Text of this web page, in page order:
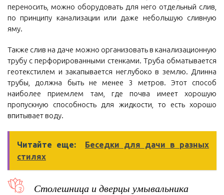
переносить, можно оборудовать для него отдельный слив,
по принципу канализации или даже небольшую сливную
яму.
Также слив на даче можно организовать в канализационную
трубу с перфорированными стенками. Труба обматывается
геотекстилем и закапывается неглубоко в землю. Длинна
трубы, должна быть не менее 3 метров. Этот способ
наиболее приемлем там, где почва имеет хорошую
пропускную способность для жидкости, то есть хорошо
впитывает воду.
Читайте еще:
Беседки для дачи в разных
стилях
Столешница и дверцы умывальника